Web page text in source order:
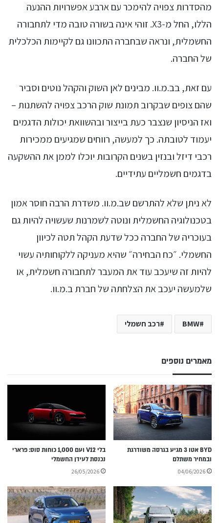
מהסדרות צפויה להימכר עם ארבע אפשרויות ההנעה
הללו, החל מ-X3. זוהי אינה בשורה טובה מדי לתחבורה
החשמלית, ונראה שבחברה התכוונו גם לקיימות הכלכלית
של החברה.
עם זאת, בב.מ.וו. מבינים לאן השוק והקהל נוטים וסביר
שהם צופים שבקרוב תמונת שוק הרכב צפויה להשתנות –
ואז הניסיון שנצבר כעת בייצור ובהשוואת יכולות הדגמים
יעמוד לטובתה. כך למעשה, רווחים שמגיעים ממכירות
רכבי דיזל ובנזין בשנים הקרובות יוכלו לממן את ההשקעה
בדגמים חשמליים עתידיים.
לא ניתן שלא להתרשם שב.מ.וו. משדרת הרבה חוסר אמון
בטכנולוגיה החשמלית ונוטה לשמרנות שעשויה להיות גם
בעוכריה של החברה ככל שדעת הקהל תטה לכיוון
החשמלי. ״כח הבחירה״ שהיא מעניקה ללקוחותיה עשוי
להיות זה שיעכב עוד את המעבר לתחבורה חשמלית, או
שלמעשה יעכב את הצלחתה של חברת ב.מ.וו.
BMW רכב חשמלי
מאמרים נוספים
BYD אטו 3 מגיע בגרסה משודרגת
ובמחיר משתלם
04/06/2026
בלי V12 ועם 1,000 כוחות סוס: פרארי
נכנסת לעידן החשמלי
26/05/2026